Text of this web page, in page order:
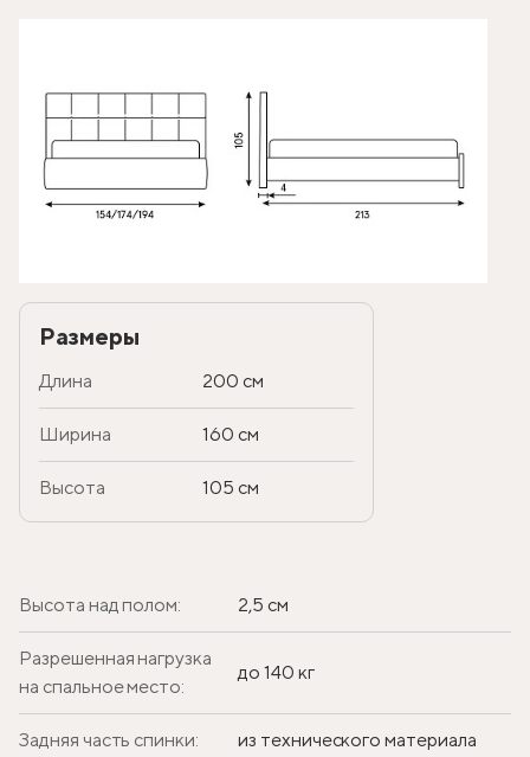
Размеры
Длина 200 см
Ширина 160 см
Высота 105 см
Высота над полом: 2,5 см
Разрешенная нагрузка
на спальное место:
до 140 кг
Задняя часть спинки: из технического материала